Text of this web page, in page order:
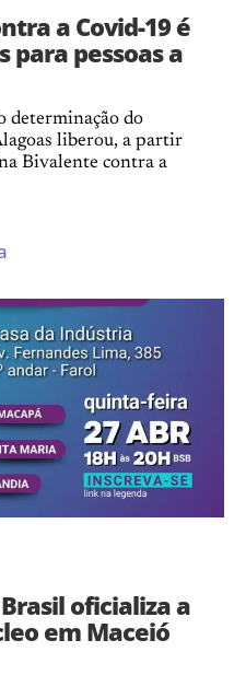
a Covid-19 é
para pessoas a
determinação do
liberou, a partir
Bivalente contra a
oficializa a
em Maceió